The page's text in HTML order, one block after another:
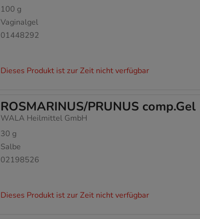
100 g
Vaginalgel
01448292
Dieses Produkt ist zur Zeit nicht verfügbar
ROSMARINUS/PRUNUS comp.Gel
WALA Heilmittel GmbH
30 g
Salbe
02198526
Dieses Produkt ist zur Zeit nicht verfügbar